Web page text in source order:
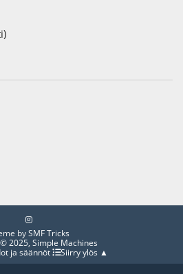
bySMF Tricks
2025, Simple Machines
ja säännöt Siirry ylös ▲